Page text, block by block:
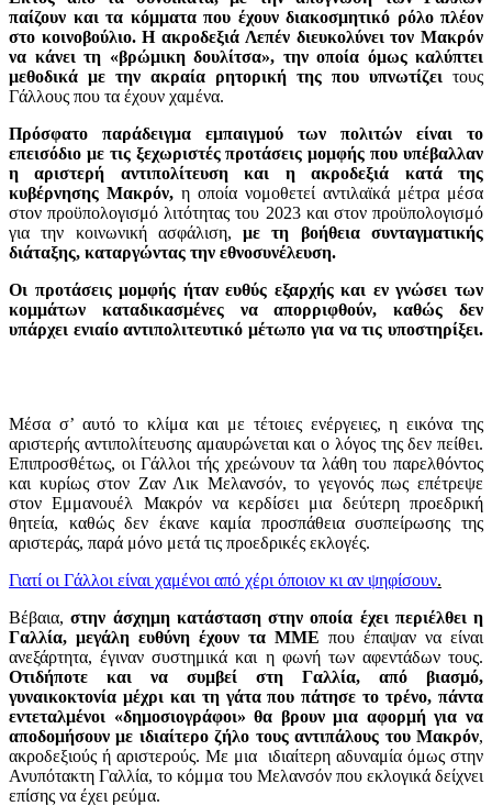
παίζουν και τα κόμματα που έχουν διακοσμητικό ρόλο πλέον
στο κοινοβούλιο. Η ακροδεξιά Λεπέν διευκολύνει τον Μακρόν
να κάνει τη «βρώμικη δουλίτσα», την οποία όμως καλύπτει
μεθοδικά με την ακραία ρητορική της που υπνωτίζει τους
Γάλλους που τα έχουν χαμένα.
Πρόσφατο παράδειγμα εμπαιγμού των πολιτών είναι το
επεισόδιο με τις ξεχωριστές προτάσεις μομφής που υπέβαλλαν
η αριστερή αντιπολίτευση και η ακροδεξιά κατά της
κυβέρνησης Μακρόν, η οποία νομοθετεί αντιλαϊκά μέτρα μέσα
στον προϋπολογισμό λιτότητας του 2023 και στον προϋπολογισμό
για την κοινωνική ασφάλιση,με τη βοήθεια συνταγματικής
διάταξης, καταργώντας την εθνοσυνέλευση.
Οι προτάσεις μομφής ήταν ευθύς εξαρχής και εν γνώσει των
κομμάτων καταδικασμένες να απορριφθούν, καθώς δεν
υπάρχει ενιαίο αντιπολιτευτικό μέτωπο για να τις υποστηρίξει.
Μέσα σ’ αυτό το κλίμα και με τέτοιες ενέργειες, η εικόνα της
αριστερής αντιπολίτευσης αμαυρώνεται και ο λόγος της δεν πείθει.
Επιπροσθέτως, οι Γάλλοι τής χρεώνουν τα λάθη του παρελθόντος
και κυρίως στον Ζαν Λικ Μελανσόν, το γεγονός πως επέτρεψε
στον Εμμανουέλ Μακρόν να κερδίσει μια δεύτερη προεδρική
θητεία, καθώς δεν έκανε καμία προσπάθεια συσπείρωσης της
αριστεράς, παρά μόνο μετά τις προεδρικές εκλογές.
Γιατί οι Γάλλοι είναι χαμένοι από χέρι όποιον κι αν ψηφίσουν.
Βέβαια,στην άσχημη κατάσταση στην οποία έχει περιέλθει η
Γαλλία, μεγάλη ευθύνη έχουν τα ΜΜΕ που έπαψαν να είναι
ανεξάρτητα, έγιναν συστημικά και η φωνή των αφεντάδων τους.
Οτιδήποτε και να συμβεί στη Γαλλία, από βιασμό,
γυναικοκτονία μέχρι και τη γάτα που πάτησε το τρένο, πάντα
εντεταλμένοι «δημοσιογράφοι» θα βρουν μια αφορμή για να
αποδομήσουν με ιδιαίτερο ζήλο τους αντιπάλους του Μακρόν,
ακροδεξιούς ή αριστερούς. Με μια ιδιαίτερη αδυναμία όμως στην
Ανυπότακτη Γαλλία, το κόμμα του Μελανσόν που εκλογικά δείχνει
επίσης να έχει ρεύμα.